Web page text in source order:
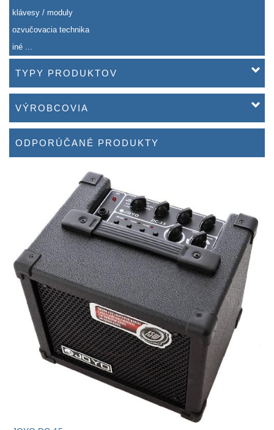
klávesy / moduly
ozvučovacia technika
iné ...
TYPY PRODUKTOV
VÝROBCOVIA
ODPORÚČANÉ PRODUKTY